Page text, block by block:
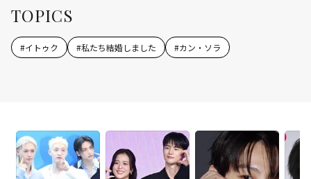
TOPICS
#イトゥク #私たち結婚しました #カン・ソラ